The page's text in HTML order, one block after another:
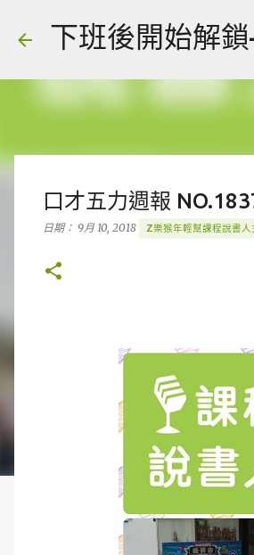
下班後開始解
口才五力週報
日期： 9月 10, 2018 Z樂猴年輕幫課程說書人